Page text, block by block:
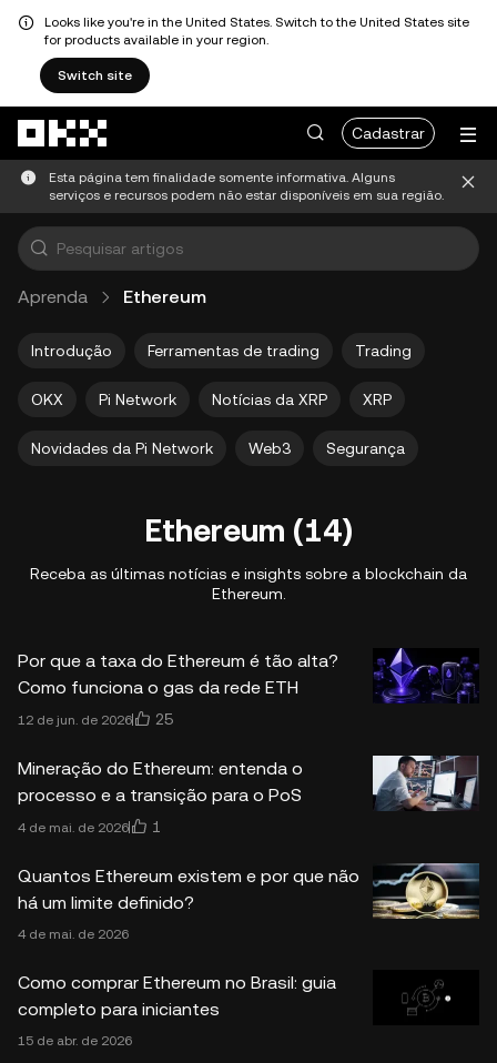
Looks like you're in the United States. Switch to the United States site
for products available in your region.
Switch site
Cadastrar
Esta página tem finalidade somente informativa. Alguns
serviços e recursos podem não estar disponíveis em sua região.
Aprenda Ethereum
Introdução Ferramentas de trading Trading
OKX Pi Network Notícias da XRP XRP
Novidades da Pi Network Web3 Segurança
Ethereum (14)
Receba as últimas notícias e insights sobre a blockchain da
Ethereum.
Por que a taxa do Ethereum é tão alta?
Como funciona o gas da rede ETH
12 de jun. de 2026 25
Mineração do Ethereum: entenda o
processo e a transição para o PoS
4 de mai. de 2026 1
Quantos Ethereum existem e por que não
há um limite definido?
4 de mai. de 2026
Como comprar Ethereum no Brasil: guia
completo para iniciantes
15 de abr. de 2026